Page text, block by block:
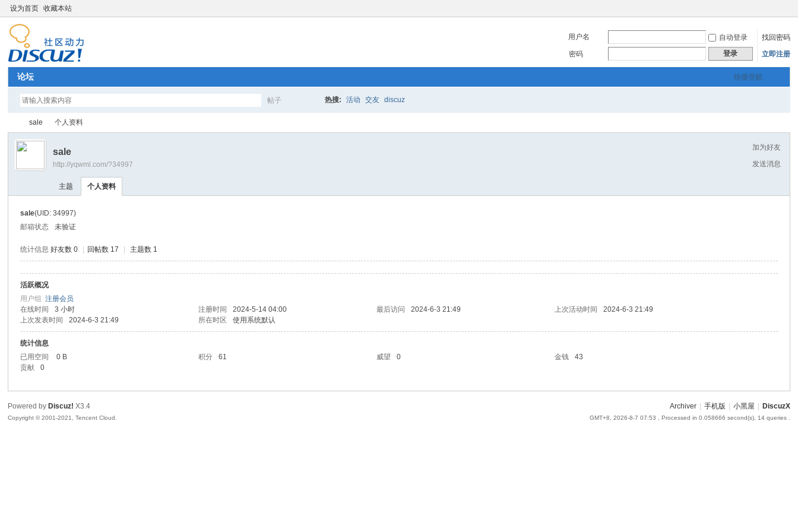
设为首页 收藏本站
用户名 自动登录
找回密码
密码
登录 立即注册
快捷导航
论坛
帖子 热搜: 活动 交友 discuz
uz!
›
sale
›
个人资料
加为好友
发送消息
sale
http://yqwml.com/?34997
主题 个人资料
sale(UID: 34997)
邮箱状态
未验证
统计信息 好友数 0 回帖数 17 主题数 1
活跃概况
用户组注册会员
在线时间
3 小时 注册时间 2024-5-14 04:00 最后访问 2024-6-3 21:49 上次活动时间
2024-6-3 21:49
上次发表时间
2024-6-3 21:49 所在时区 使用系统默认
统计信息
已用空间
0 B 积分 61 威望 0 金钱
43
贡献
0
Archiver 手机版 小黑屋 DiscuzX
GMT+8, 2026-8-7 07:53 , Processed in 0.058666 second(s), 14 queries .
Powered by Discuz! X3.4
Copyright © 2001-2021, Tencent Cloud.